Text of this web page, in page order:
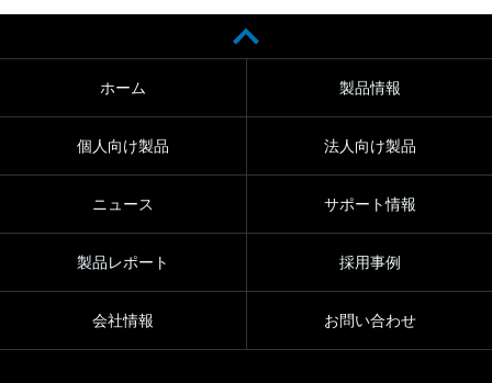
ホーム 製品情報
個人向け製品 法人向け製品
ニュース サポート情報
製品レポート 採用事例
会社情報 お問い合わせ